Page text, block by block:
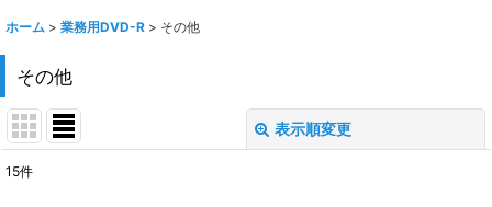
ホーム > 業務用DVD-R > その他
その他
表示順変更
15件